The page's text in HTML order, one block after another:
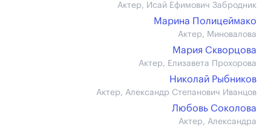
Актер, Исай Ефимович Забродник
Марина Полицеймако
Актер, Миновалова
Мария Скворцова
Актер, Елизавета Прохорова
Николай Рыбников
Актер, Александр Степанович Иванцов
Любовь Соколова
Актер, Александра